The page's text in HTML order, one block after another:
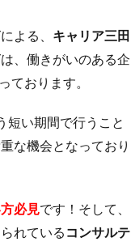
よる、 キャリア三田
、働きがいのある企
ております。
短い期間で行うこと
な機会となっており
必見です！そして、
れている コンサルテ